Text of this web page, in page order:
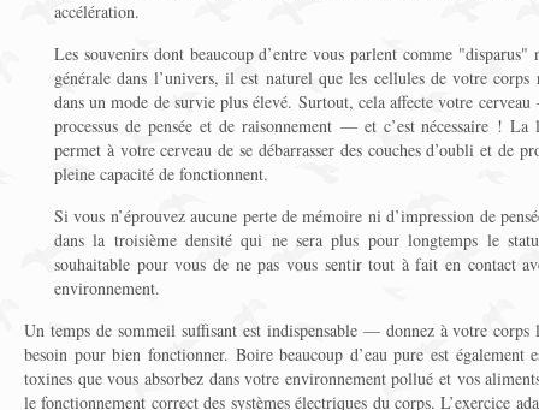
accélération.
Les souvenirs dont beaucoup d’entre vous parlent comme "disparus"
générale dans l’univers, il est naturel que les cellules de votre corps
dans un mode de survie plus élevé. Surtout, cela affecte votre
processus de pensée et de raisonnement — et c’est nécessaire !
permet à votre cerveau de se débarrasser des couches d’oubli et de
pleine capacité de fonctionnent.
Si vous n’éprouvez aucune perte de mémoire ni d’impression de
dans la troisième densité qui ne sera plus pour longtemps le
souhaitable pour vous de ne pas vous sentir tout à fait en contact
environnement.
Un temps de sommeil suffisant est indispensable — donnez à votre
besoin pour bien fonctionner. Boire beaucoup d’eau pure est
toxines que vous absorbez dans votre environnement pollué et vos
le fonctionnement correct des systèmes électriques du corps. L’exercice